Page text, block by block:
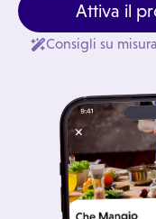
Attiva il
Consigli su